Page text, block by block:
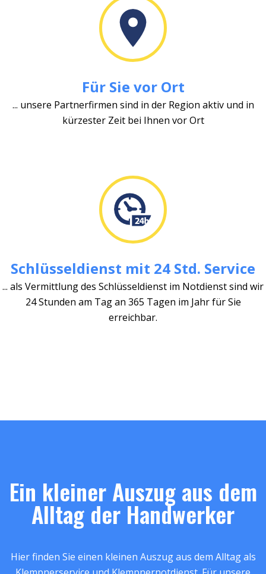
Für Sie vor Ort
... unsere Partnerfirmen sind in der Region aktiv und in
kürzester Zeit bei Ihnen vor Ort
Schlüsseldienst mit 24 Std. Service
... als Vermittlung des Schlüsseldienst im Notdienst sind wir
24 Stunden am Tag an 365 Tagen im Jahr für Sie
erreichbar.
Ein kleiner Auszug aus dem
Alltag der Handwerker
Hier finden Sie einen kleinen Auszug aus dem Alltag als